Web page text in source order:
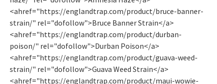
<ahref="https://englandtrap.com/product/bruce-banner-
strain/" rel="dofollow">Bruce Banner Strain</a>
<ahref="https://englandtrap.com/product/durban-
poison/" rel="dofollow">Durban Poison</a>
<ahref="https://englandtrap.com/product/guava-weed-
strain/" rel="dofollow">Guava Weed Strain</a>
<ahref="https://englandtrap.com/product/maui-wowie-